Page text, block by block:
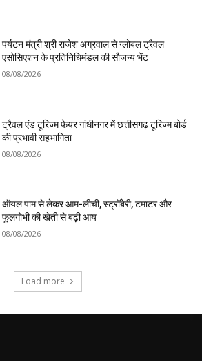
पर्यटन मंत्री श्री राजेश अग्रवाल से ग्लोबल ट्रैवल
एसोसिएशन के प्रतिनिधिमंडल की सौजन्य भेंट
08/08/2026
ट्रैवल एंड टूरिज्म फेयर गांधीनगर में छत्तीसगढ़ टूरिज्म बोर्ड
की प्रभावी सहभागिता
08/08/2026
ऑयल पाम से लेकर आम-लीची, स्ट्रॉबेरी, टमाटर और
फूलगोभी की खेती से बढ़ी आय
08/08/2026
Load more